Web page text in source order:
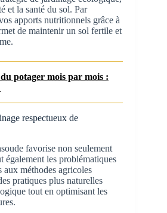
et la santé du sol. Par
apports nutritionnels grâce à
de maintenir un sol fertile et
potager mois par mois :
respectueux de
favorise non seulement
également les problématiques
aux méthodes agricoles
pratiques plus naturelles
tout en optimisant les